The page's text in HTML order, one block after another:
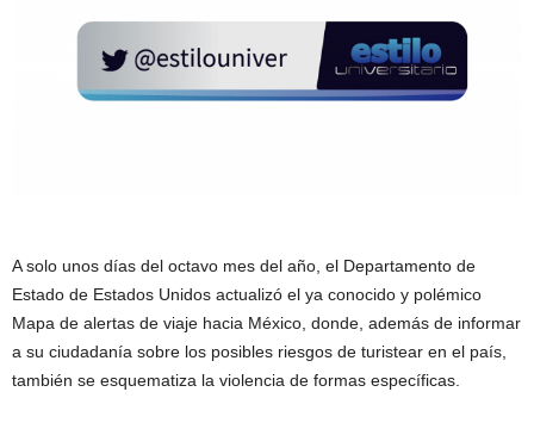
A solo unos días del octavo mes del año, el Departamento de
Estado de Estados Unidos actualizó el ya conocido y polémico
Mapa de alertas de viaje hacia México, donde, además de informar
a su ciudadanía sobre los posibles riesgos de turistear en el país,
también se esquematiza la violencia de formas específicas.